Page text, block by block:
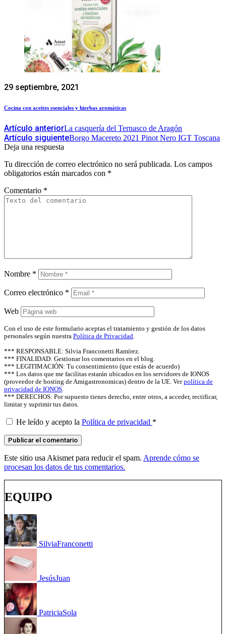
29 septiembre, 2021
Cocina con aceites esenciales y hierbas aromáticas
Artículo anteriorLa casquería del Ternasco de Aragón
Artículo siguienteBorgo Macereto 2021 Pinot Nero IGT Toscana
Deja una respuesta
Tu dirección de correo electrónico no será publicada. Los campos
obligatorios están marcados con *
Comentario *
Nombre *
Correo electrónico *
Web
Con el uso de este formulario aceptas el tratamiento y gestión de los datos
personales según nuestra Política de Privacidad
*** RESPONSABLE: Silvia Franconetti Ramírez.
*** FINALIDAD: Gestionar los comentarios en el blog.
*** LEGITIMACIÓN: Tu consentimiento (que estás de acuerdo)
*** Los datos que me facilitas estarán ubicados en los servidores de IONOS
(proveedor de hosting de Amigastronomicas) dentro de la UE. Verpolítica de
privacidad de IONOS
*** DERECHOS: Por supuesto tienes derecho, entre otros, a acceder, rectificar,
limitar y suprimir tus datos.
He leído y acepto la Política de privacidad *
Este sitio usa Akismet para reducir el spam. Aprende cómo se
procesan los datos de tus comentarios.
EQUIPO
SilviaFranconetti
JesúsJuan
PatriciaSola